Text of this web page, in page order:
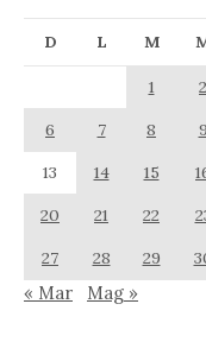
D L M
1 2
6
7 8 9
13
14 15
20
21 22
27
28 29
« Mar Mag »